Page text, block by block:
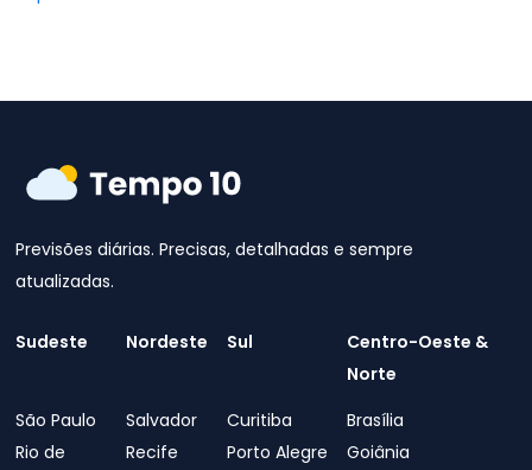
Previsões diárias. Precisas, detalhadas e sempre
atualizadas.
Sudeste
São Paulo
Rio de
Nordeste
Salvador
Recife
Sul
Curitiba
Porto Alegre
Centro-Oeste &
Norte
Brasília
Goiânia